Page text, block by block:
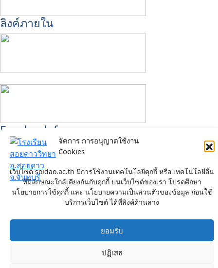
จัดการ การอนุญาตใช้งาน
Cookies
เว็บไซต์ soidao.ac.th มีการใช้งานเทคโนโลยีคุกกี้ หรือ เทคโนโลยีอื่น
ที่มีลักษณะใกล้เคียงกันกับคุกกี้ บนเว็บไซต์ของเรา โปรดศึกษา
นโยบายการใช้คุกกี้ และ นโยบายความเป็นส่วนตัวของข้อมูล ก่อนใช้
บริการเว็บไซต์ ได้ที่ลิงค์ด้านล่าง
ยอมรับ
ปฏิเสธ
ลิงค์ภายใน
Facebook fanpage
โรงเรียนสอยดาววิทยา เลขที่ 81 หมู่ 5 ตำบลทรายขาว อำเภอ
สอยดาว จังหวัดจันทบุรี
สังกัดสำนักงานเขตพื้นที่การศึกษามัธยมศึกษาจันทบุรี ตราด
สำนักงานคณะกรรมการการศึกษาขั้นพื้นฐาน (สพฐ.)
กระทรวงศึกษาธิการ
soidaowittaya@gmail.com
Website:www.soidao.ac.th
Copyright © 2022 Soidao Wittaya School